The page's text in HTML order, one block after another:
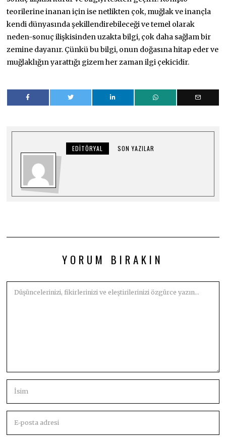
teorilerine inanan için ise netlikten çok, muğlak ve inançla
kendi dünyasında şekillendirebileceği ve temel olarak
neden-sonuç ilişkisinden uzakta bilgi, çok daha sağlam bir
zemine dayanır. Çünkü bu bilgi, onun doğasına hitap eder ve
muğlaklığın yarattığı gizem her zaman ilgi çekicidir.
EDITÖRYAL SON YAZILAR
YORUM BIRAKIN